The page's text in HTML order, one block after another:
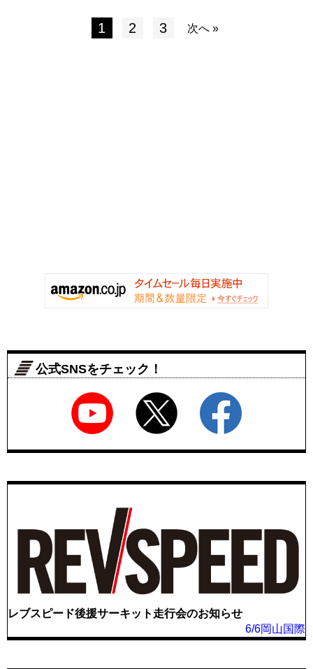
1 2 3 次へ »
公式SNSをチェック！
レブスピード後援サーキット走行会のお知らせ
6/6岡山国際